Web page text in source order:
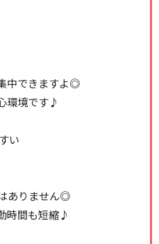
中できますよ◎
環境です♪
い
ありません◎
時間も短縮♪